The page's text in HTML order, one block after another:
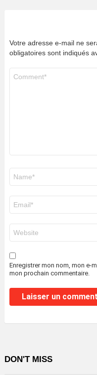
Votre adresse e-mail ne
obligatoires sont indiqués
mail
*
web
Enregistrer mon nom, mon e-
mon prochain commentaire.
DON'T MISS